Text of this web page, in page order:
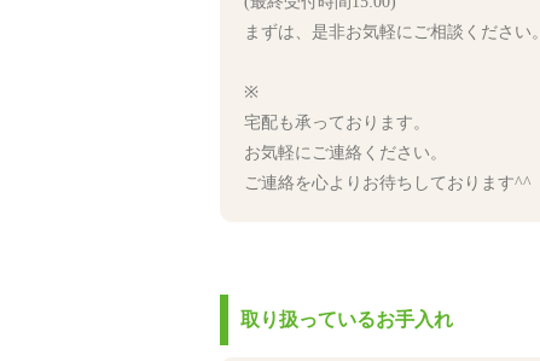
まずは、是非お気軽にご相談ください。
※
宅配も承っております。
お気軽にご連絡ください。
ご連絡を心よりお待ちしております^^
取り扱っているお手入れ